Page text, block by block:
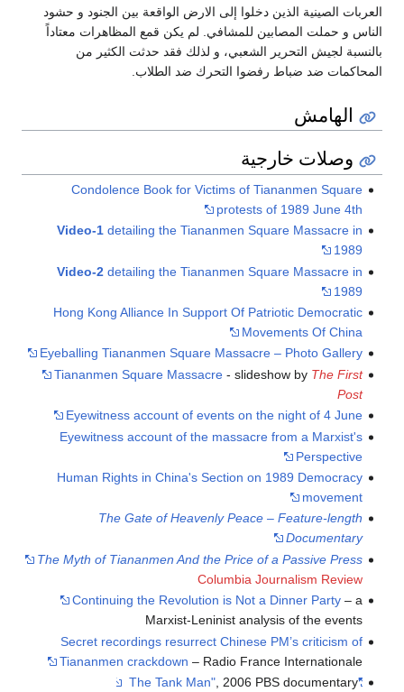
العربات الصينية الذين دخلوا إلى الارض الواقعة بين الجنود و حشود
الناس و حملت المصابين للمشافي. لم يكن قمع المظاهرات معتاداً
بالنسبة لجيش التحرير الشعبي، و لذلك فقد حدثت الكثير من
المحاكمات ضد ضباط رفضوا التحرك ضد الطلاب.
الهامش
وصلات خارجية
Condolence Book for Victims of Tiananmen Square
protests of 1989 June 4th
Video-1detailing the Tiananmen Square Massacre in
1989
Video-2detailing the Tiananmen Square Massacre in
1989
Hong Kong Alliance In Support Of Patriotic Democratic
Movements Of China
Eyeballing Tiananmen Square Massacre – Photo Gallery
Tiananmen Square Massacre- slideshow by The First
Post
Eyewitness account of events on the night of 4 June
Eyewitness account of the massacre from a Marxist's
Perspective
Human Rights in China's Section on 1989 Democracy
movement
The Gate of Heavenly Peace – Feature-length
Documentary
The Myth of Tiananmen And the Price of a Passive Press
Columbia Journalism Review
Continuing the Revolution is Not a Dinner Party– a
Marxist-Leninist analysis of the events
Secret recordings resurrect Chinese PM’s criticism of
Tiananmen crackdown – Radio France Internationale
"The Tank Man"
, 2006 PBS documentary